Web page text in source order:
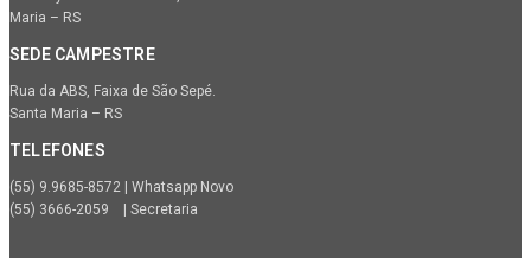
Maria – RS
SEDE CAMPESTRE
Rua da ABS, Faixa de São Sepé.
Santa Maria – RS
TELEFONES
(55) 9.9685-8572 | Whatsapp Novo
(55) 3666-2059 | Secretaria